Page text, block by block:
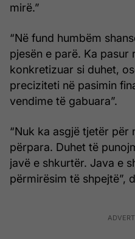
mirë.”
“Në fund humbëm
pjesën e parë. Ka pasur
konkretizuar si duhet,
preciziteti në pasimin
vendime të gabuara”.
“Nuk ka asgjë tjetër për
përpara. Duhet të
javë e shkurtër. Java e
përmirësim të shpejtë”,